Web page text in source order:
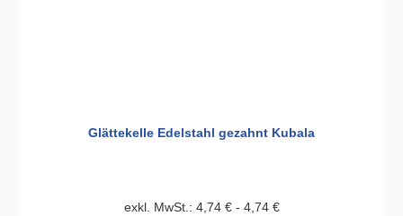
Glättekelle Edelstahl gezahnt Kubala
exkl. MwSt.: 4,74 € - 4,74 €